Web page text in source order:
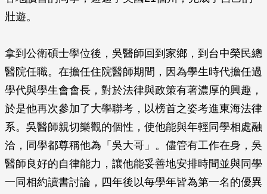
壯遊。
拿到公衛碩士學位後，吳醫師回到家鄉，到台中榮民總
醫院任職。在擔任住院醫師期間，因為學生時代擔任過
學代與學生會會長，對於法律與政策有著濃厚的興趣，
於是他再次參加了大學聯考，以榜首之姿考進東海法律
系。吳醫師親切樂觀的個性，使他能與年輕同學相處融
洽，同學都尊稱他為「吳大哥」。儘管有工作在身，吳
醫師良好的自律能力，讓他能妥善地安排時間並與同學
一同相約讀書討論，四年後以每學年皆為第一名的優異